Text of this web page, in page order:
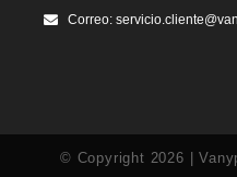
Correo:
© Copyright 2026 |